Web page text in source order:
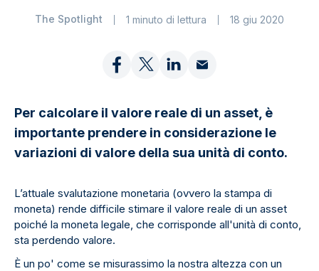
The Spotlight 1 minuto di lettura 18 giu 2020
Per calcolare il valore reale di un asset, è
importante prendere in considerazione le
variazioni di valore della sua unità di conto.
L’attuale svalutazione monetaria (ovvero la stampa di
moneta) rende difficile stimare il valore reale di un asset
poiché la moneta legale, che corrisponde all'unità di conto,
sta perdendo valore.
È un po' come se misurassimo la nostra altezza con un